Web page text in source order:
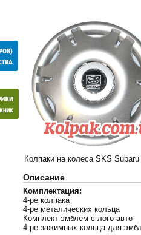
Колпаки на колеса SKS
Описание
Комплектация:
4-ре колпака
4-ре металических кольца
Комплект эмблем с лого авто
4-ре зажимных кольца для